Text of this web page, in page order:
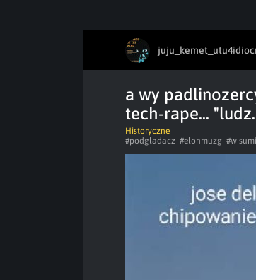
a wy
tech-rape...
Historyczne
#podgladacz #elonmuzg #w